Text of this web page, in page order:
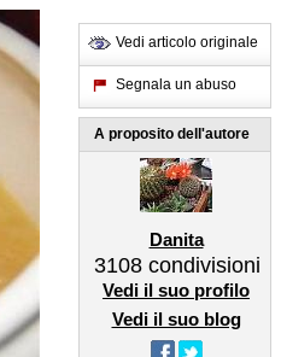
Vedi articolo originale
Segnala un abuso
A proposito dell'autore
Danita
3108 condivisioni
Vedi il suo profilo
Vedi il suo blog